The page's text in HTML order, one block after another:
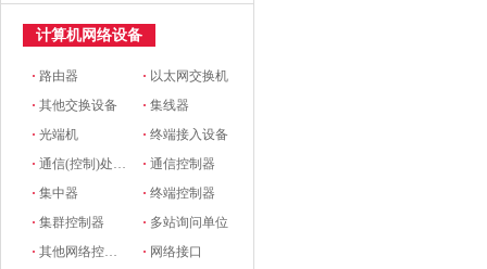
计算机网络设备
· 路由器 · 以太网交换机
·其他交换设备 ·集线器
·光端机 ·终端接入设备
·通信(控制)处理机 ·通信控制器
·集中器 ·终端控制器
·集群控制器 · 多站询问单位
·其他网络控制设备 · 网络接口